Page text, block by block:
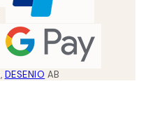
, DESENIO AB